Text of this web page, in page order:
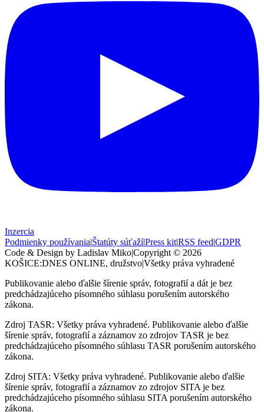
Inzercia
Podmienky používania|Štatúty súťaží|Press kit|RSS feed|GDPR
Code & Design by Ladislav Miko|Copyright © 2026
KOŠICE:DNES ONLINE, družstvo|Všetky práva vyhradené
Publikovanie alebo ďalšie šírenie správ, fotografií a dát je bez
predchádzajúceho písomného súhlasu porušením autorského
zákona.
Zdroj TASR: Všetky práva vyhradené. Publikovanie alebo ďalšie
šírenie správ, fotografií a záznamov zo zdrojov TASR je bez
predchádzajúceho písomného súhlasu TASR porušením autorského
zákona.
Zdroj SITA: Všetky práva vyhradené. Publikovanie alebo ďalšie
šírenie správ, fotografií a záznamov zo zdrojov SITA je bez
predchádzajúceho písomného súhlasu SITA porušením autorského
zákona.